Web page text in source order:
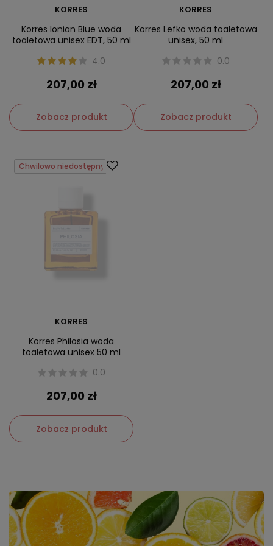
KORRES
Korres Ionian Blue woda
toaletowa unisex EDT, 50 ml
4.0
207,00 zł
Zobacz produkt
KORRES
Korres Lefko woda toaletowa
unisex, 50 ml
0.0
207,00 zł
Zobacz produkt
Chwilowo niedostępny
KORRES
Korres Philosia woda
toaletowa unisex 50 ml
0.0
207,00 zł
Zobacz produkt